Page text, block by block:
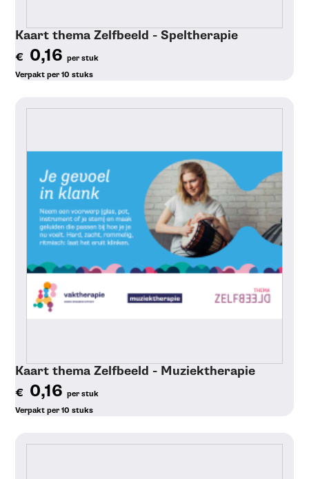
Kaart thema Zelfbeeld - Speltherapie
€ 0,16per stuk
Verpakt per 10 stuks
Kaart thema Zelfbeeld - Muziektherapie
€ 0,16per stuk
Verpakt per 10 stuks